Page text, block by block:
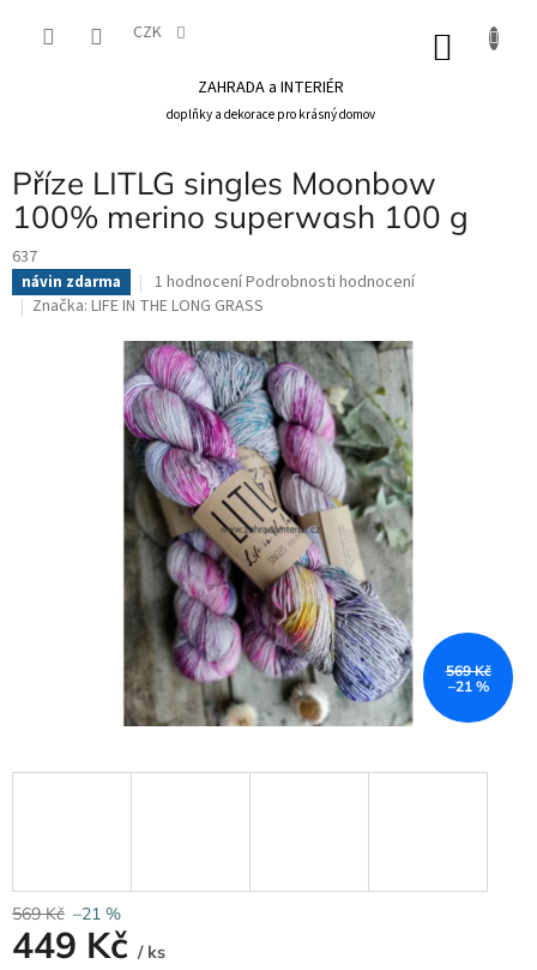
CZK
ZAHRADA a INTERIÉR
doplňky a dekorace pro krásný domov
Příze LITLG singles Moonbow
100% merino superwash 100 g
637
návin zdarma
Průměrné
hodnocení
je
5,0
z
5
hvězdiček.
1 hodnoceníPodrobnosti hodnocení
Značka: LIFE IN THE LONG GRASS
569 Kč
–21 %
569 Kč –21 %
449 Kč / ks